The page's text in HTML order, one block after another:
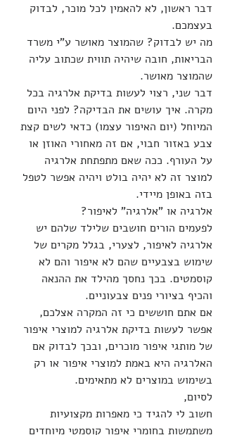
דבר ראשון, לא להאמין לכל מוכר, לבדוק
בעצמכם.
מה יש לבדוק? שהמוצר מאושר ע"י משרד
הבריאות, חובה שיהיה תווית שכתוב עליה
שהמוצר מאושר.
דבר שני, רצוי לעשות בדיקת אלרגיה בכל
מקרה. איך עושים את הבדיקה? לפני היום
המיוחל (יום האיפור עצמו) כדאי לשים קצת
צבע באזור חבוי, אם זה מאחורי האוזן או
על העורף. ככה שאם מתפתחת אלרגיה
למוצר זה לא יהיה בולט ויהיה אפשר לטפל
בזה באופן מיידי.
אלרגיה או "אלרגיה" לאיפור?
לפעמים הורים חושבים שלילד שלהם יש
אלרגיה לאיפור, לצערי, בגלל מקרים של
שימוש בצבעיים שהם לא איפור והם לא
קוסמטים. בכך נחסך מהילד את ההנאה
והכיף בציורי פנים צבעוניים.
אם אתם חוששים כי זה המקרה אצלכם,
אפשר לעשות בדיקת אלרגיה למוצרי איפור
של מותגי איפור מוכרים, ובכך לבדוק אם
האלרגיה היא באמת למוצרי איפור או רק
בשימוש במוצרים לא מתאימים.
לסיום,
חשוב לי להגיד כי מאפרות מקצועיות
משתמשות בחומרי איפור קוסמטי מיוחדים